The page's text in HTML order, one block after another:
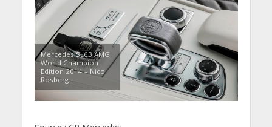
Mercedes SL63 AMG
World Champion
Edition 2014 – Nico
Rosberg